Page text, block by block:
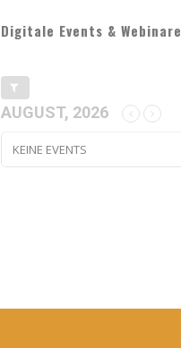
Digitale Events & Webinare
AUGUST, 2026
KEINE EVENTS